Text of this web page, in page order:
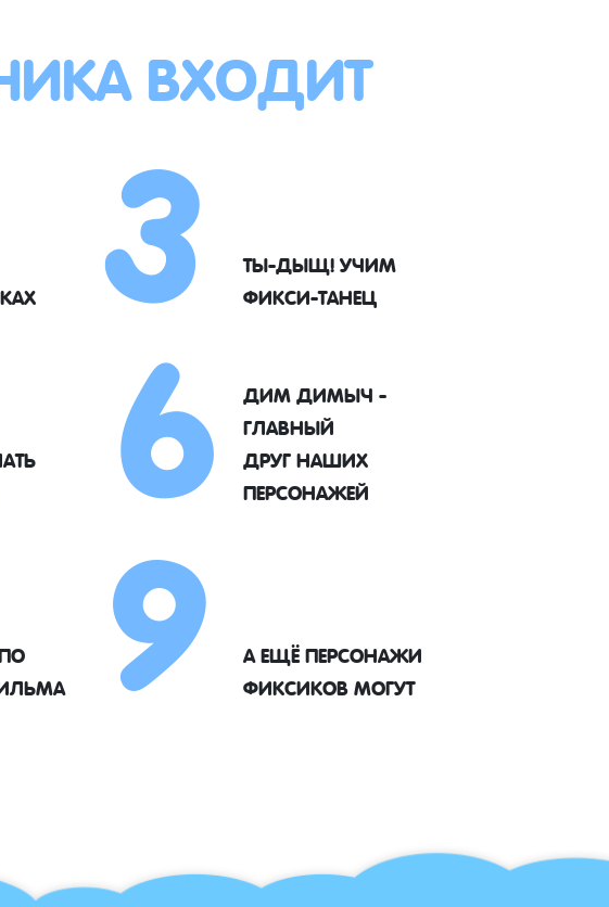
ВХОДИТ
3ТЫ-ДЫЩ! УЧИМ
ФИКСИ-ТАНЕЦ
6ДИМ ДИМЫЧ -
ГЛАВНЫЙ
ДРУГ НАШИХ
ПЕРСОНАЖЕЙ
9А ЕЩЁ ПЕРСОНАЖИ
ФИКСИКОВ МОГУТ